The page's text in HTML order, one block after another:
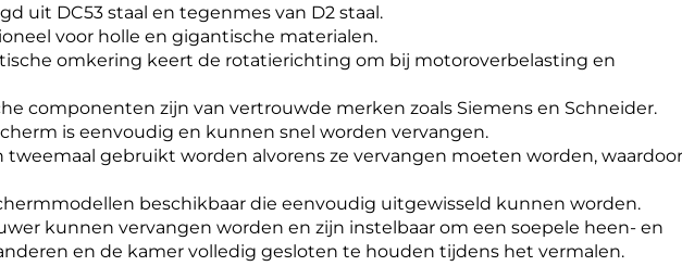
uit DC53 staal en tegenmes van D2 staal.
voor holle en gigantische materialen.
omkering keert de rotatierichting om bij motoroverbelasting en
componenten zijn van vertrouwde merken zoals Siemens en Schneider.
is eenvoudig en kunnen snel worden vervangen.
tweemaal gebruikt worden alvorens ze vervangen moeten worden,
beschikbaar die eenvoudig uitgewisseld kunnen worden.
kunnen vervangen worden en zijn instelbaar om een soepele heen- en
en de kamer volledig gesloten te houden tijdens het vermalen.